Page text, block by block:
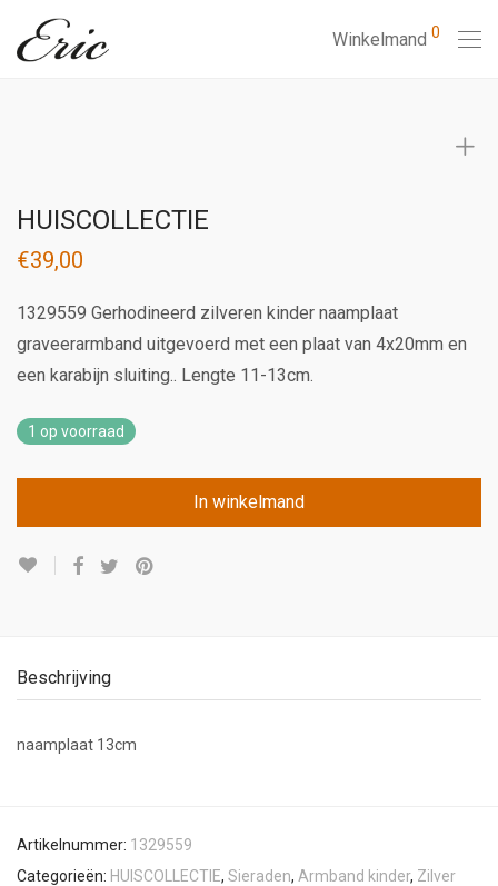
Winkelmand 0
HUISCOLLECTIE
€39,00
1329559 Gerhodineerd zilveren kinder naamplaat
graveerarmband uitgevoerd met een plaat van 4x20mm en
een karabijn sluiting.. Lengte 11-13cm.
1 op voorraad
In winkelmand
Beschrijving
naamplaat 13cm
Artikelnummer: 1329559
Categorieën: HUISCOLLECTIE, Sieraden, Armband kinder, Zilver